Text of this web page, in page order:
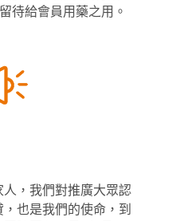
待給會員用藥之用。
，我們對推廣大眾認
也是我們的使命，到